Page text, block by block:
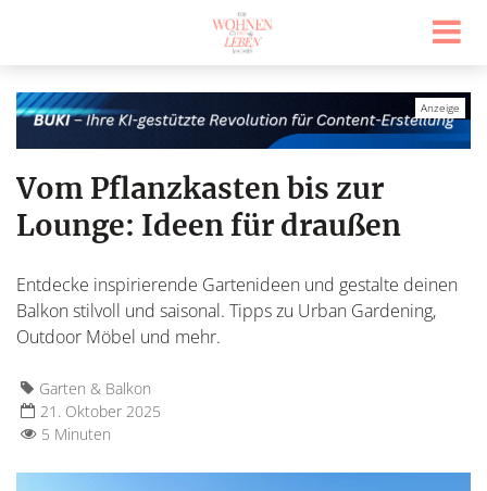
Vom Pflanzkasten bis zur
Lounge: Ideen für draußen
Entdecke inspirierende Gartenideen und gestalte deinen
Balkon stilvoll und saisonal. Tipps zu Urban Gardening,
Outdoor Möbel und mehr.
Garten & Balkon
21. Oktober 2025
5 Minuten